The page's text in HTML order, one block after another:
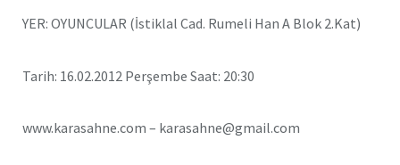
YER: OYUNCULAR (İstiklal Cad. Rumeli Han A Blok 2.Kat)
Tarih: 16.02.2012 Perşembe Saat: 20:30
www.karasahne.com – karasahne@gmail.com